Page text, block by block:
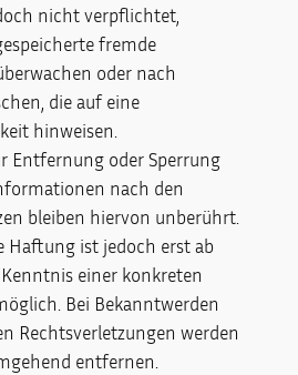
nicht verpflichtet,
fremde
oder nach
die auf eine
hinweisen.
Entfernung oder Sperrung
nach den
bleiben hiervon unberührt.
Haftung ist jedoch erst ab
einer konkreten
Bei Bekanntwerden
Rechtsverletzungen werden
entfernen.